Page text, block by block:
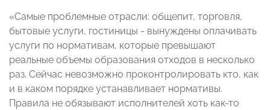
«Самые проблемные отрасли: общепит, торговля,
бытовые услуги, гостиницы - вынуждены оплачивать
услуги по нормативам, которые превышают
реальные объемы образования отходов в несколько
раз. Сейчас невозможно проконтролировать кто, как
и в каком порядке устанавливает нормативы.
Правила не обязывают исполнителей хоть как-то